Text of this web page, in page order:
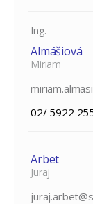
Ing.
Almášiová
Miriam
02/ 5922
Arbet
Juraj